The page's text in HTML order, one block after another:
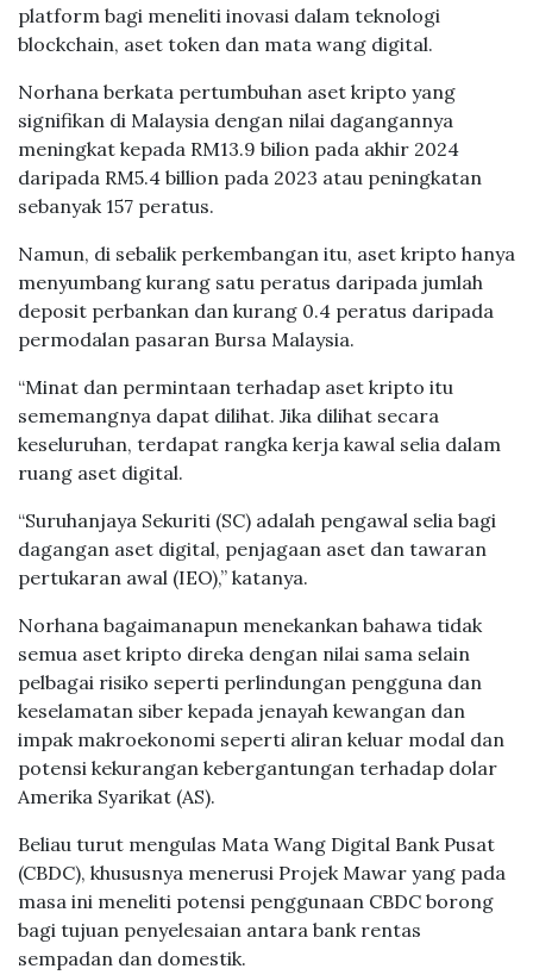
platform bagi meneliti inovasi dalam teknologi
blockchain, aset token dan mata wang digital.
Norhana berkata pertumbuhan aset kripto yang
signifikan di Malaysia dengan nilai dagangannya
meningkat kepada RM13.9 bilion pada akhir 2024
daripada RM5.4 billion pada 2023 atau peningkatan
sebanyak 157 peratus.
Namun, di sebalik perkembangan itu, aset kripto hanya
menyumbang kurang satu peratus daripada jumlah
deposit perbankan dan kurang 0.4 peratus daripada
permodalan pasaran Bursa Malaysia.
“Minat dan permintaan terhadap aset kripto itu
sememangnya dapat dilihat. Jika dilihat secara
keseluruhan, terdapat rangka kerja kawal selia dalam
ruang aset digital.
“Suruhanjaya Sekuriti (SC) adalah pengawal selia bagi
dagangan aset digital, penjagaan aset dan tawaran
pertukaran awal (IEO),” katanya.
Norhana bagaimanapun menekankan bahawa tidak
semua aset kripto direka dengan nilai sama selain
pelbagai risiko seperti perlindungan pengguna dan
keselamatan siber kepada jenayah kewangan dan
impak makroekonomi seperti aliran keluar modal dan
potensi kekurangan kebergantungan terhadap dolar
Amerika Syarikat (AS).
Beliau turut mengulas Mata Wang Digital Bank Pusat
(CBDC), khususnya menerusi Projek Mawar yang pada
masa ini meneliti potensi penggunaan CBDC borong
bagi tujuan penyelesaian antara bank rentas
sempadan dan domestik.